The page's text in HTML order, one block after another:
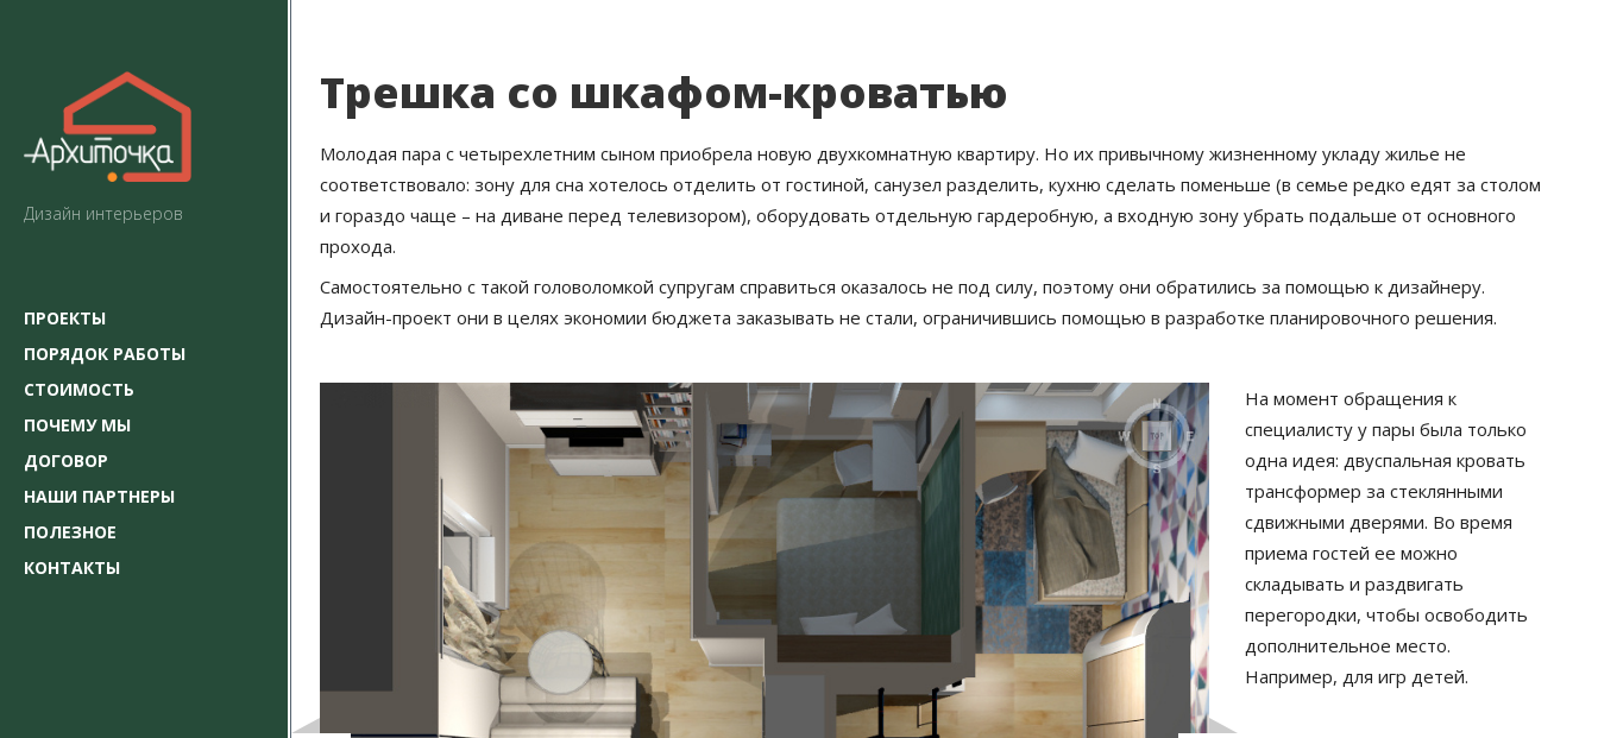
Дизайн интерьеров
ПРОЕКТЫ
ПОРЯДОК РАБОТЫ
СТОИМОСТЬ
ПОЧЕМУ МЫ
ДОГОВОР
НАШИ ПАРТНЕРЫ
ПОЛЕЗНОЕ
КОНТАКТЫ
Трешка со шкафом-кроватью
Молодая пара с четырехлетним сыном приобрела новую двухкомнатную квартиру. Но их привычному жизненному укладу жилье не
соответствовало: зону для сна хотелось отделить от гостиной, санузел разделить, кухню сделать поменьше (в семье редко едят за столом
и гораздо чаще – на диване перед телевизором), оборудовать отдельную гардеробную, а входную зону убрать подальше от основного
прохода.
Самостоятельно с такой головоломкой супругам справиться оказалось не под силу, поэтому они обратились за помощью к дизайнеру.
Дизайн-проект они в целях экономии бюджета заказывать не стали, ограничившись помощью в разработке планировочного решения.
На момент обращения к
специалисту у пары была только
одна идея: двуспальная кровать
трансформер за стеклянными
сдвижными дверями. Во время
приема гостей ее можно
складывать и раздвигать
перегородки, чтобы освободить
дополнительное место.
Например, для игр детей.